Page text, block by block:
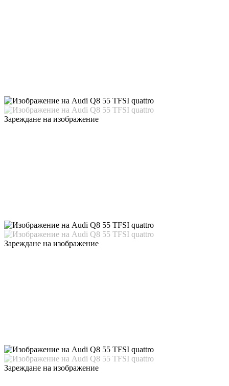
Зареждане на изображение
Зареждане на изображение
Зареждане на изображение